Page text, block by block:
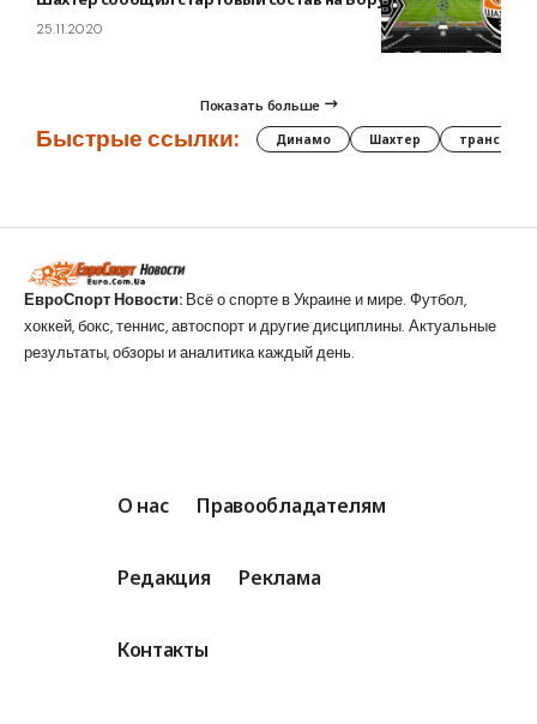
25.11.2020
Показать больше
Быстрые ссылки: Динамо Шахтер трансферы
ЕвроСпорт Новости: Всё о спорте в Украине и мире. Футбол,
хоккей, бокс, теннис, автоспорт и другие дисциплины. Актуальные
результаты, обзоры и аналитика каждый день.
О нас Правообладателям
Редакция Реклама
Контакты